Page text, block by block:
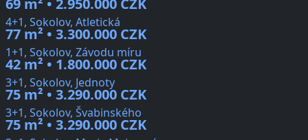
69 m² • 2.950.000 CZK
4+1, Sokolov, Atletická
77 m² • 3.300.000 CZK
1+1, Sokolov, Závodu míru
42 m² • 1.800.000 CZK
3+1, Sokolov, Jednoty
75 m² • 3.290.000 CZK
3+1, Sokolov, Švabinského
75 m² • 3.290.000 CZK